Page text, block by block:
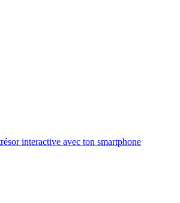
interactive avec ton smartphone